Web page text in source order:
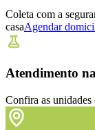
Coleta com a
casaAgendar
Atendimento
Confira as unidades